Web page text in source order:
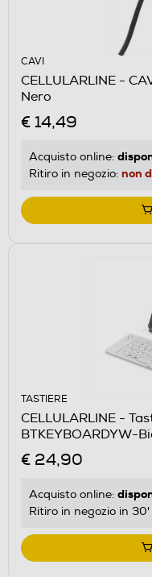
CAVI
CELLULARLINE -
Nero
€ 14,49
Acquisto online:
Ritiro in negozio: non
TASTIERE
CELLULARLINE -
BTKEYBOARDYW-
€ 24,90
Acquisto online:
Ritiro in negozio in